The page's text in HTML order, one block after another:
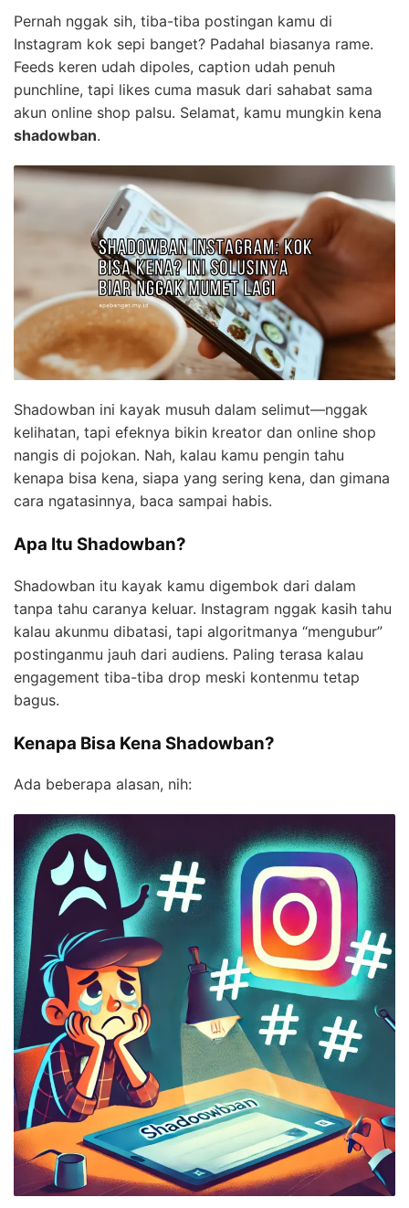
Pernah nggak sih, tiba-tiba postingan kamu di
Instagram kok sepi banget? Padahal biasanya rame.
Feeds keren udah dipoles, caption udah penuh
punchline, tapi likes cuma masuk dari sahabat sama
akun online shop palsu. Selamat, kamu mungkin kena
shadowban.
Shadowban ini kayak musuh dalam selimut—nggak
kelihatan, tapi efeknya bikin kreator dan online shop
nangis di pojokan. Nah, kalau kamu pengin tahu
kenapa bisa kena, siapa yang sering kena, dan gimana
cara ngatasinnya, baca sampai habis.
Apa Itu Shadowban?
Shadowban itu kayak kamu digembok dari dalam
tanpa tahu caranya keluar. Instagram nggak kasih tahu
kalau akunmu dibatasi, tapi algoritmanya “mengubur”
postinganmu jauh dari audiens. Paling terasa kalau
engagement tiba-tiba drop meski kontenmu tetap
bagus.
Kenapa Bisa Kena Shadowban?
Ada beberapa alasan, nih: